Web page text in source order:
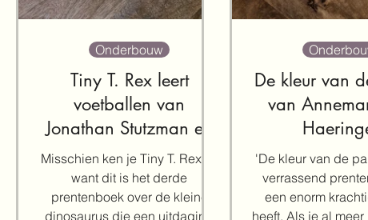
Tiny T. Rex leert
voetballen van
Jonathan Stutzman en
Jay Fleck
Misschien ken je Tiny T. Rex al,
want dit is het derde
prentenboek over de kleine
dinosaurus die een uitdaging
Onderbouw
De kleur van
van
'De kleur van de
verrassend
een enorm
heeft. Als je al meer